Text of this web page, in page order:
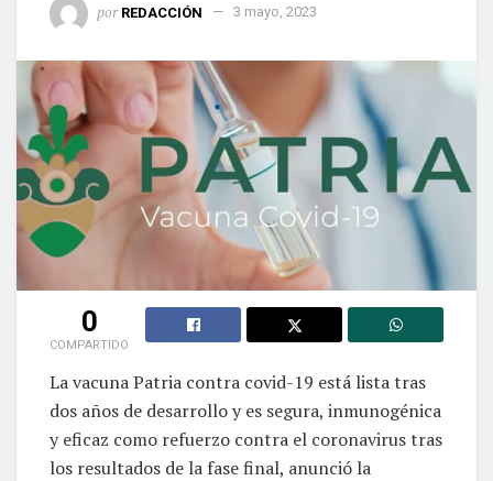
por REDACCIÓN 3 mayo, 2023
0
COMPARTIDO
La vacuna Patria contra covid-19 está lista tras
dos años de desarrollo y es segura, inmunogénica
y eficaz como refuerzo contra el coronavirus tras
los resultados de la fase final, anunció la